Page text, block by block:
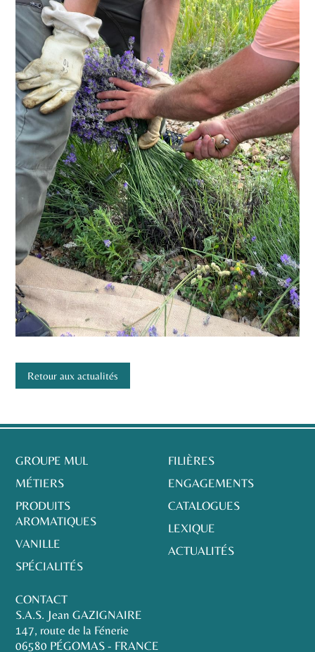
Retour aux actualités
GROUPE MUL
MÉTIERS
PRODUITS
AROMATIQUES
VANILLE
SPÉCIALITÉS
FILIÈRES
ENGAGEMENTS
CATALOGUES
LEXIQUE
ACTUALITÉS
CONTACT
S.A.S. Jean GAZIGNAIRE
147, route de la Fénerie
06580 PÉGOMAS - FRANCE